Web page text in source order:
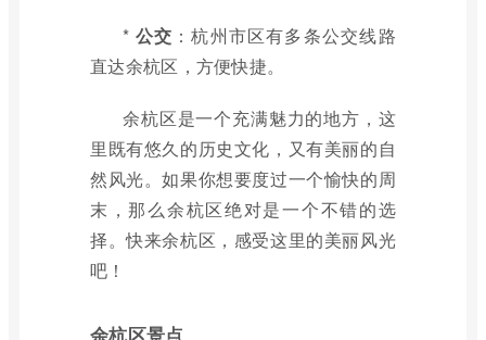
* 公交 ：杭州市区有多条公交线路
直达余杭区，方便快捷。
余杭区是一个充满魅力的地方，这
里既有悠久的历史文化，又有美丽的自
然风光。如果你想要度过一个愉快的周
末，那么余杭区绝对是一个不错的选
择。快来余杭区，感受这里的美丽风光
吧！
余杭区景点